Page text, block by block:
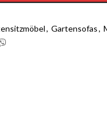
, Gartensofas,